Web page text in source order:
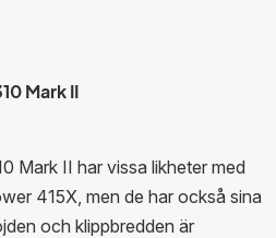
Mark II
Mark II har vissa likheter med
415X, men de har också sina
och klippbredden är